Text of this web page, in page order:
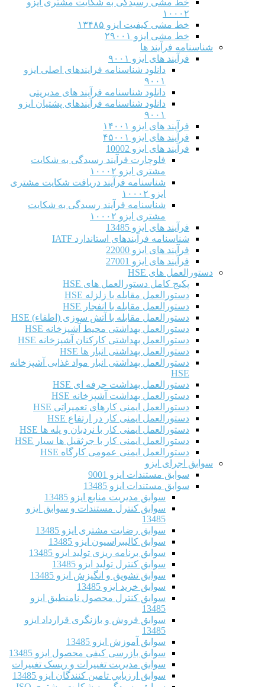
۱۰۰۰۲
خط مشی کیفیت ایزو ۱۳۴۸۵
خط مشی ایزو ۲۹۰۰۱
شناسنامه فرآیند ها
فرآیند های ایزو ۹۰۰۱
دانلود شناسنامه فرایندهای اصلی ایزو
۹۰۰۱
دانلود شناسنامه فرآیند های مدیریتی
دانلود شناسنامه فرآیندهای پشتیان ایزو
۹۰۰۱
فرآیند های ایزو ۱۴۰۰۱
فرآیند های ایزو ۴۵۰۰۱
فرآیند های ایزو 10002
فلوچارت فرآیند رسیدگی به شکایت
مشتری ایزو ۱۰۰۰۲
شناسنامه فرآیند دریافت شکایت مشتری
ایزو ۱۰۰۰۲
شناسنامه فرآیند رسیدگی به شکایت
مشتری ایزو ۱۰۰۰۲
فرآیند های ایزو 13485
شناسنامه فرآیندهای استاندارد IATF
فرآیند های ایزو 22000
فرآیند های ایزو 27001
دستورالعمل های HSE
پکیج کامل دستورالعمل های HSE
دستورالعمل مقابله با زلزله HSE
دستورالعمل مقابله با انفجار HSE
دستورالعمل مقابله با آتش سوزی (اطفاء) HSE
دستورالعمل بهداشتی محیط آشپزخانه HSE
دستورالعمل بهداشتی کارکنان آشپزخانه HSE
دستورالعمل بهداشتی انبار ها HSE
دستورالعمل بهداشتی انبار مواد غذایی آشپزخانه
HSE
دستورالعمل بهداشت حرفه ای HSE
دستورالعمل بهداشت آشپزخانه HSE
دستورالعمل ایمنی کارهای تعمیراتی HSE
دستورالعمل ایمنی کار در ارتفاع HSE
دستورالعمل ایمنی کار با نردبان و پله ها HSE
دستورالعمل ایمنی کار با جرثقیل ها سیار HSE
دستورالعمل ایمنی عمومی کارگاه HSE
سوابق اجرای ایزو
سوابق مستندات ایزو 9001
سوابق مستندات ایزو 13485
سوابق مدیریت منابع ایزو 13485
سوابق کنترل مستندات و سوابق ایزو
13485
سوابق رضایت مشتری ایزو 13485
سوابق كاليبراسيون ایزو 13485
سوابق برنامه ریزی تولید ایزو 13485
سوابق کنترل تولید ایزو 13485
سوابق تشویق و انگیزش ایزو 13485
سوابق خرید ایزو 13485
سوابق کنترل محصول نامنطبق ایزو
13485
سوابق فروش و بازنگری قرارداد ایزو
13485
سوابق آموزش ایزو 13485
سوابق بازرسی کیفی محصول ایزو 13485
سوابق مدیریت تغییرات و ریسک تغییرات
سوابق ارزيابي تامين كنندگان ایزو 13485